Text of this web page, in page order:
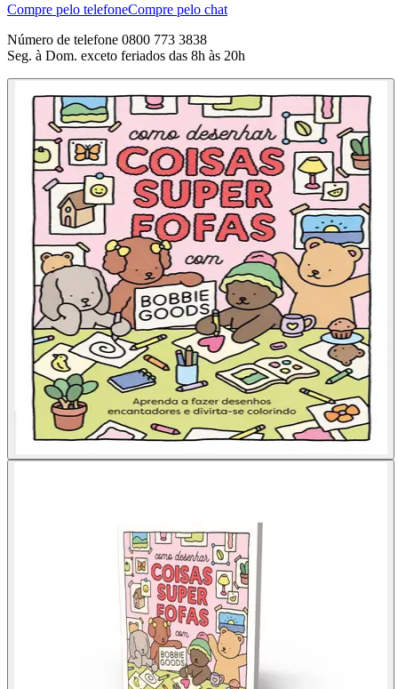
Compre pelo telefoneCompre pelo chat
Número de telefone 0800 773 3838
Seg. à Dom. exceto feriados das 8h às 20h